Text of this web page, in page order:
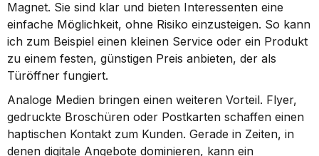
Magnet. Sie sind klar und bieten Interessenten eine
einfache Möglichkeit, ohne Risiko einzusteigen. So kann
ich zum Beispiel einen kleinen Service oder ein Produkt
zu einem festen, günstigen Preis anbieten, der als
Türöffner fungiert.
Analoge Medien bringen einen weiteren Vorteil. Flyer,
gedruckte Broschüren oder Postkarten schaffen einen
haptischen Kontakt zum Kunden. Gerade in Zeiten, in
denen digitale Angebote dominieren, kann ein